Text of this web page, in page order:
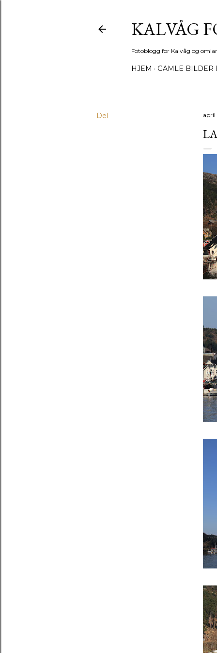
KALVÅG
Fotoblogg for Kalvåg og
HJEM GAMLE BILDER
Del april